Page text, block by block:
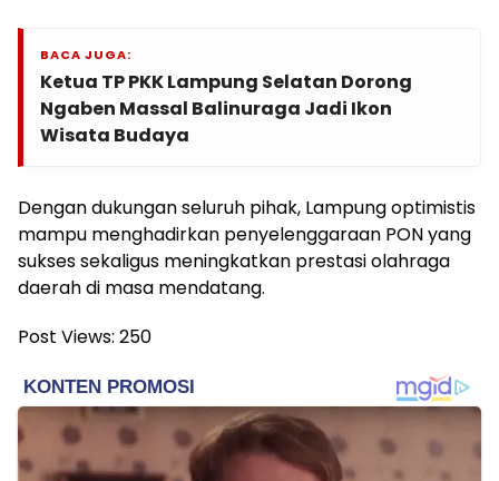
BACA JUGA:
Ketua TP PKK Lampung Selatan Dorong
Ngaben Massal Balinuraga Jadi Ikon
Wisata Budaya
Dengan dukungan seluruh pihak, Lampung optimistis
mampu menghadirkan penyelenggaraan PON yang
sukses sekaligus meningkatkan prestasi olahraga
daerah di masa mendatang.
Post Views: 250